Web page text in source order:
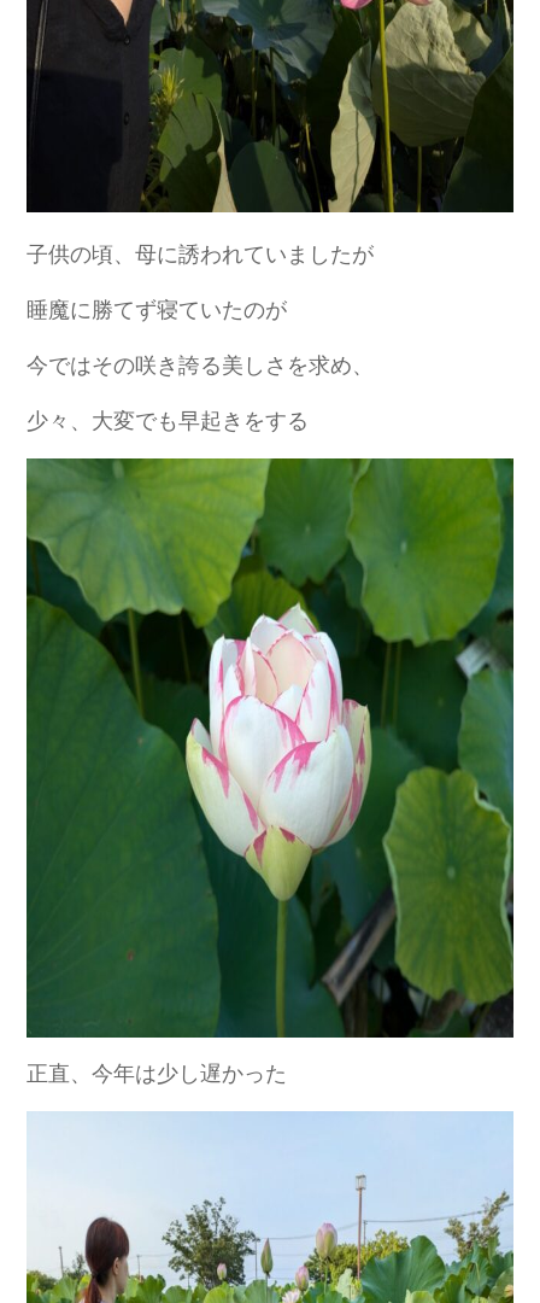
子供の頃、母に誘われていましたが
睡魔に勝てず寝ていたのが
今ではその咲き誇る美しさを求め、
少々、大変でも早起きをする
正直、今年は少し遅かった